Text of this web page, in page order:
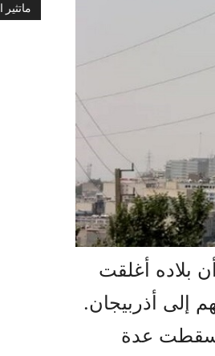
بلاده أغلقت
إلى أذربيجان.
سقطت عدة